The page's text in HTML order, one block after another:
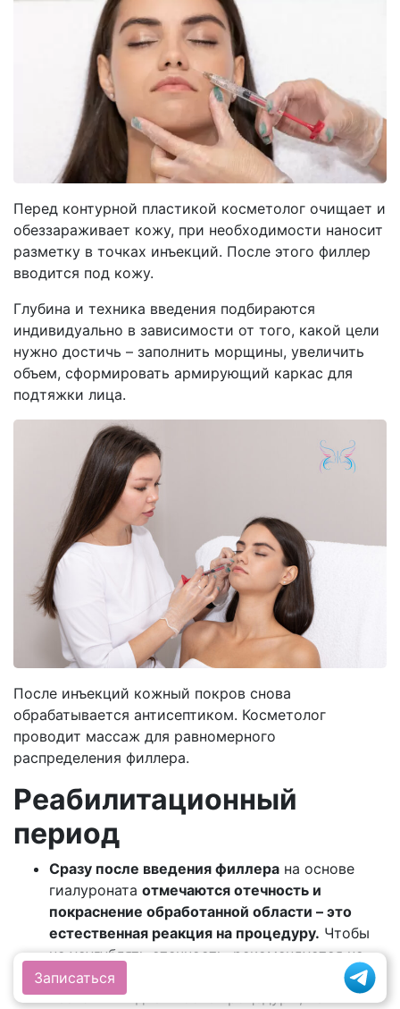
Перед контурной пластикой косметолог очищает и
обеззараживает кожу, при необходимости наносит
разметку в точках инъекций. После этого филлер
вводится под кожу.
Глубина и техника введения подбираются
индивидуально в зависимости от того, какой цели
нужно достичь – заполнить морщины, увеличить
объем, сформировать армирующий каркас для
подтяжки лица.
После инъекций кожный покров снова
обрабатывается антисептиком. Косметолог
проводит массаж для равномерного
распределения филлера.
Реабилитационный
период
Сразу после введения филлера на основе
гиалуроната отмечаются отечность и
покраснение обработанной области – это
естественная реакция на процедуру. Чтобы
не усугублять отечность, рекомендуется не
употреблять алкогольные напитки в течение
нескольких дней после процедуры, не
Записаться